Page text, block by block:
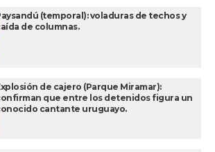
(temporal): voladuras de techos y
de columnas.
de cajero (Parque Miramar):
que entre los detenidos figura un
cantante uruguayo.